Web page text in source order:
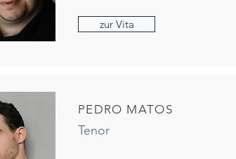
zur Vita
PEDRO MATOS
Tenor